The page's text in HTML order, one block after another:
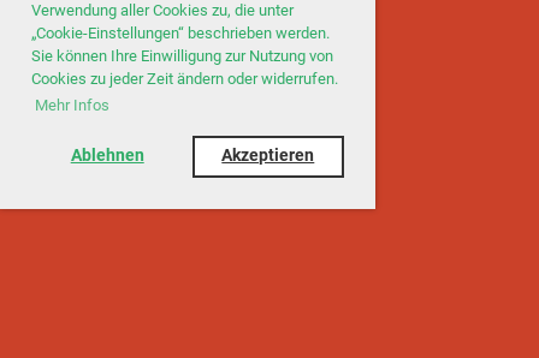
Verwendung aller Cookies zu, die unter
„Cookie-Einstellungen“ beschrieben werden.
Sie können Ihre Einwilligung zur Nutzung von
Cookies zu jeder Zeit ändern oder widerrufen.
Mehr Infos
Ablehnen Akzeptieren